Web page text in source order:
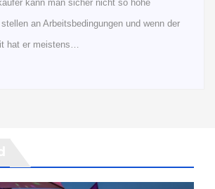
kann man sicher nicht so hohe
an Arbeitsbedingungen und wenn der
hat er meistens…